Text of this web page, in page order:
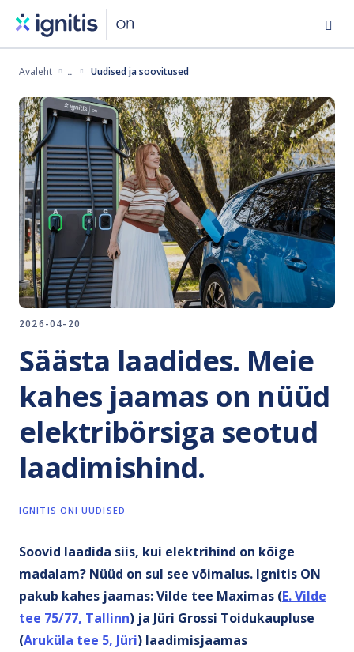
Skip
content
Avaleht Uudised ja soovitused
2026-04-20
Säästa laadides. Meie
kahes jaamas on nüüd
elektribörsiga seotud
laadimishind.
IGNITIS ONI UUDISED
Soovid laadida siis, kui elektrihind on kõige
madalam? Nüüd on sul see võimalus. Ignitis ON
pakub kahes jaamas: Vilde tee Maximas (E. Vilde
tee 75/77, Tallinn) ja Jüri Grossi Toidukaupluse
(Aruküla tee 5, Jüri) laadimisjaamas